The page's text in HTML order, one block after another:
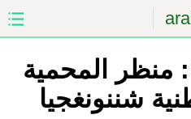
الشرق الأوسط
منظر المحمية
شننونغجيا